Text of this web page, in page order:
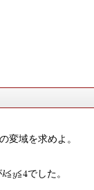
変域を求めよ。
k≦y≦4でした。